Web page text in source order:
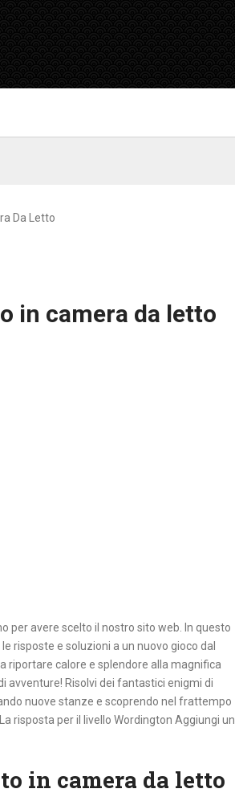
Da Letto
in camera da letto
per avere scelto il nostro sito web. In questo
risposte e soluzioni a un nuovo gioco dal
riportare calore e splendore alla magnifica
avventure! Risolvi dei fantastici enigmi di
nuove stanze e scoprendo nel frattempo
risposta per il livello Wordington Aggiungi un
in camera da letto